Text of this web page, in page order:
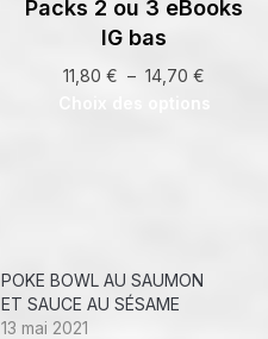
Packs 2 ou 3 eBooks
IG bas
11,80€ – 14,70€
POKE BOWL AU SAUMON
ET SAUCE AU SÉSAME
13 mai 2021